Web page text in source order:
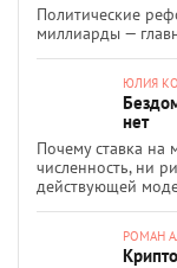
Политические
миллиарды —
ЮЛИЯ
нет
Почему ставка на
численность, ни
действующей
РОМАН